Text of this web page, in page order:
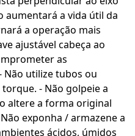
aumentará a vida útil da
a operação mais
ajustável cabeça ao
as
utilize tubos ou
- Não golpeie a
altere a forma original
exponha / armazene a
ácidos, úmidos